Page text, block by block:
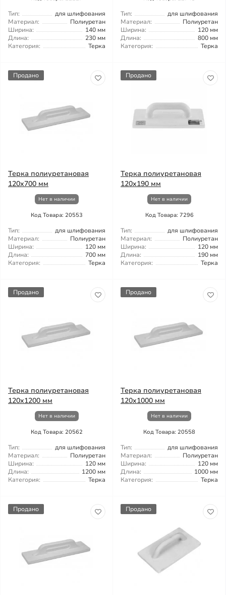
Тип:
для шлифования
Материал:
Полиуретан
Ширина:
140 мм
Длина:
230 мм
Категория:
Терка
Тип:
для шлифования
Материал:
Полиуретан
Ширина:
120 мм
Длина:
800 мм
Категория:
Терка
Продано
Терка полиуретановая
120x700 мм
Нет в наличии
Код Товара: 20553
Тип:
для шлифования
Материал:
Полиуретан
Ширина:
120 мм
Длина:
700 мм
Категория:
Терка
Продано
Терка полиуретановая
120x190 мм
Нет в наличии
Код Товара: 7296
Тип:
для шлифования
Материал:
Полиуретан
Ширина:
120 мм
Длина:
190 мм
Категория:
Терка
Продано
Терка полиуретановая
120x1200 мм
Нет в наличии
Код Товара: 20562
Тип:
для шлифования
Материал:
Полиуретан
Ширина:
120 мм
Длина:
1200 мм
Категория:
Терка
Продано
Терка полиуретановая
120x1000 мм
Нет в наличии
Код Товара: 20558
Тип:
для шлифования
Материал:
Полиуретан
Ширина:
120 мм
Длина:
1000 мм
Категория:
Терка
Продано Продано